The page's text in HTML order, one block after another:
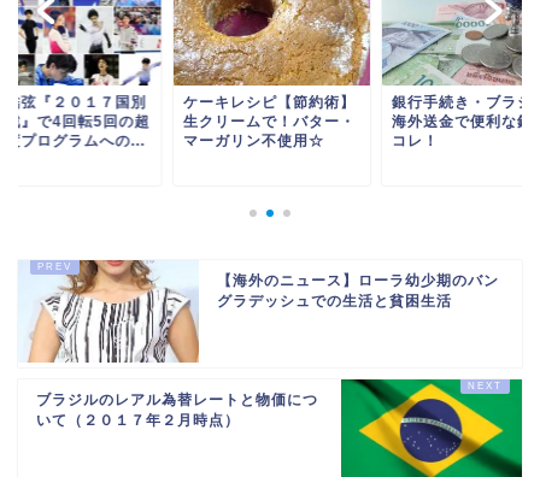
キレシピ【節約術】
リームで！バター・
ガリン不使用☆
銀行手続き・ブラジルに
海外送金で便利な銀行は
コレ！
羽生結弦『２０１７
対抗戦』で4回転5回
難易度プログラムへ
【海外のニュース】ローラ幼少期のバン
グラデッシュでの生活と貧困生活
ブラジルのレアル為替レートと物価につ
いて（２０１７年２月時点）